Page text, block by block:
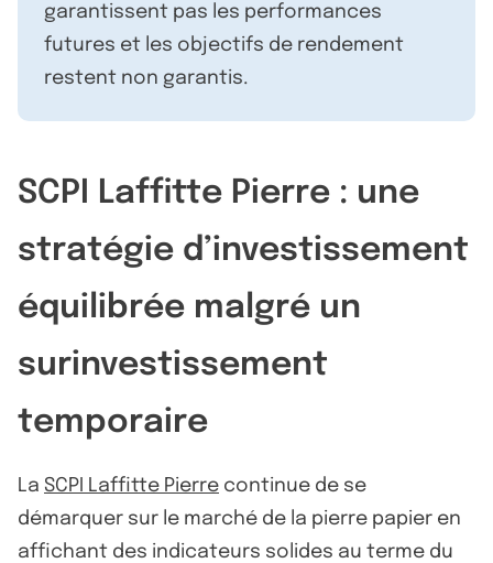
garantissent pas les performances
futures et les objectifs de rendement
restent non garantis.
SCPI Laffitte Pierre : une
stratégie d’investissement
équilibrée malgré un
surinvestissement
temporaire
La SCPI Laffitte Pierre continue de se
démarquer sur le marché de la pierre papier en
affichant des indicateurs solides au terme du